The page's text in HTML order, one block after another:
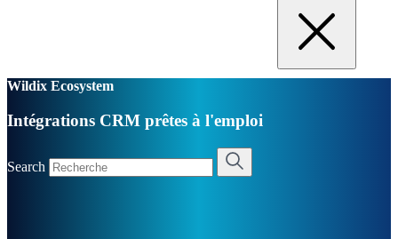
Wildix Ecosystem
Intégrations CRM prêtes à l'emploi
Search